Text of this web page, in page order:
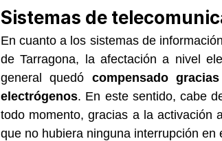
Sistemas de
En cuanto a los sistemas de
de Tarragona, la afectación a nivel
general quedó compensado
electrógenos. En este sentido, cabe
todo momento, gracias a la activación
que no hubiera ninguna interrupción en